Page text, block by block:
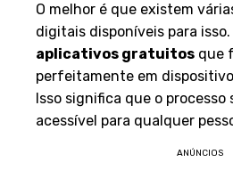
O melhor é que existem
digitais disponíveis para
aplicativos gratuitos que
perfeitamente em
Isso significa que o processo
acessível para qualquer
ANÚNCIOS